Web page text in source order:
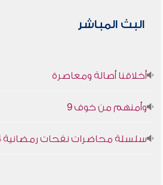
البث المباشر
أخلاقنا أصالة ومعاصرة
وأمنهم من خوف 9
سلسلة محاضرات نفحات رمضانية 1444هـ